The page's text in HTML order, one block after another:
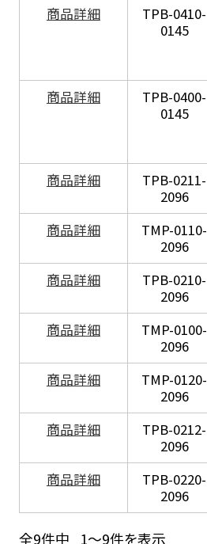
商品詳細
TPB-0410-
0145
商品詳細
TPB-0400-
0145
商品詳細
TPB-0211-
2096
商品詳細
TMP-0110-
2096
商品詳細
TPB-0210-
2096
商品詳細
TMP-0100-
2096
商品詳細
TMP-0120-
2096
商品詳細
TPB-0212-
2096
商品詳細
TPB-0220-
2096
全9件中 1～9件を表示